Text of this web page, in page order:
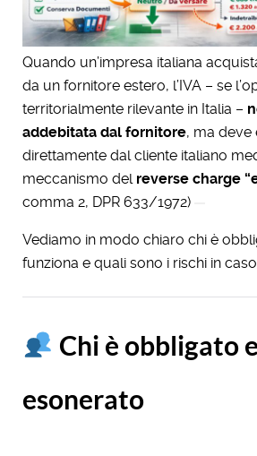
Quando un’impresa italiana
da un fornitore estero, l’IVA – se
territorialmente rilevante in Italia –
addebitata dal fornitore, ma deve
direttamente dal cliente italiano
meccanismo del reverse charge
comma 2, DPR 633/1972)
Vediamo in modo chiaro chi è
funziona e quali sono i rischi in
Chi è obbligato
esonerato